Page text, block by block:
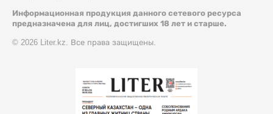
Информационная продукция данного сетевого ресурса
предназначена для лиц, достигших 18 лет и старше.
© 2026 Liter.kz. Все права защищены.